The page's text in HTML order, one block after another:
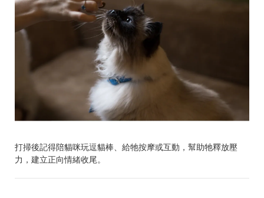
打掃後記得陪貓咪玩逗貓棒、給牠按摩或互動，幫助牠釋放壓
力，建立正向情緒收尾。